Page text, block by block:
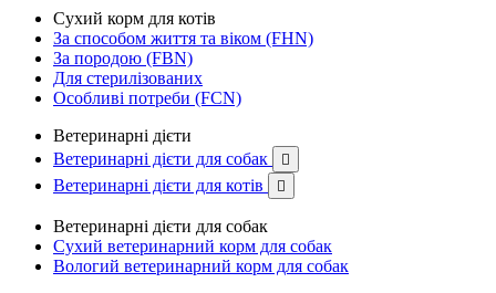
Сухий корм для котів
За способом життя та віком (FHN)
За породою (FBN)
Для стерилізованих
Особливі потреби (FCN)
Ветеринарні дієти
Ветеринарні дієти для собак

Ветеринарні дієти для котів 
Ветеринарні дієти для собак
Сухий ветеринарний корм для собак
Вологий ветеринарний корм для собак